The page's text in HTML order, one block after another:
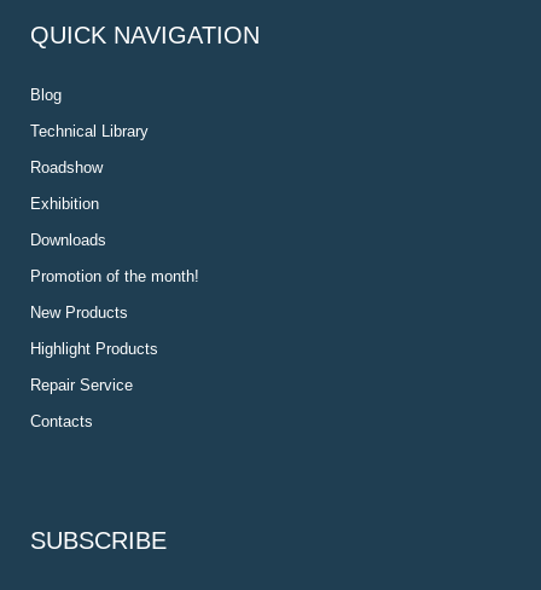
QUICK NAVIGATION
Blog
Technical Library
Roadshow
Exhibition
Downloads
Promotion of the month!
New Products
Highlight Products
Repair Service
Contacts
SUBSCRIBE